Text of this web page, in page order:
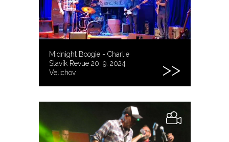
Midnight Boogie - Charlie
Slavík Revue 20. 9. 2024
Velichov